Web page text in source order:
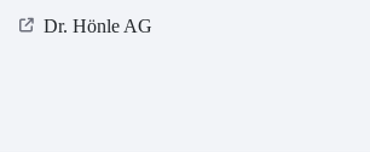
Dr. Hönle AG